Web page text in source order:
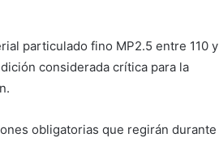
particulado fino MP2.5 entre 110 y
considerada crítica para la
obligatorias que regirán durante